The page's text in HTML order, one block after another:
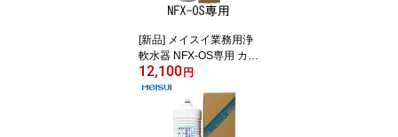
[新品] メイスイ業務用浄
軟水器 NFX-OS専用 カー
トリッジ 交換用フィルタ
ー メーカー直送
12,100円